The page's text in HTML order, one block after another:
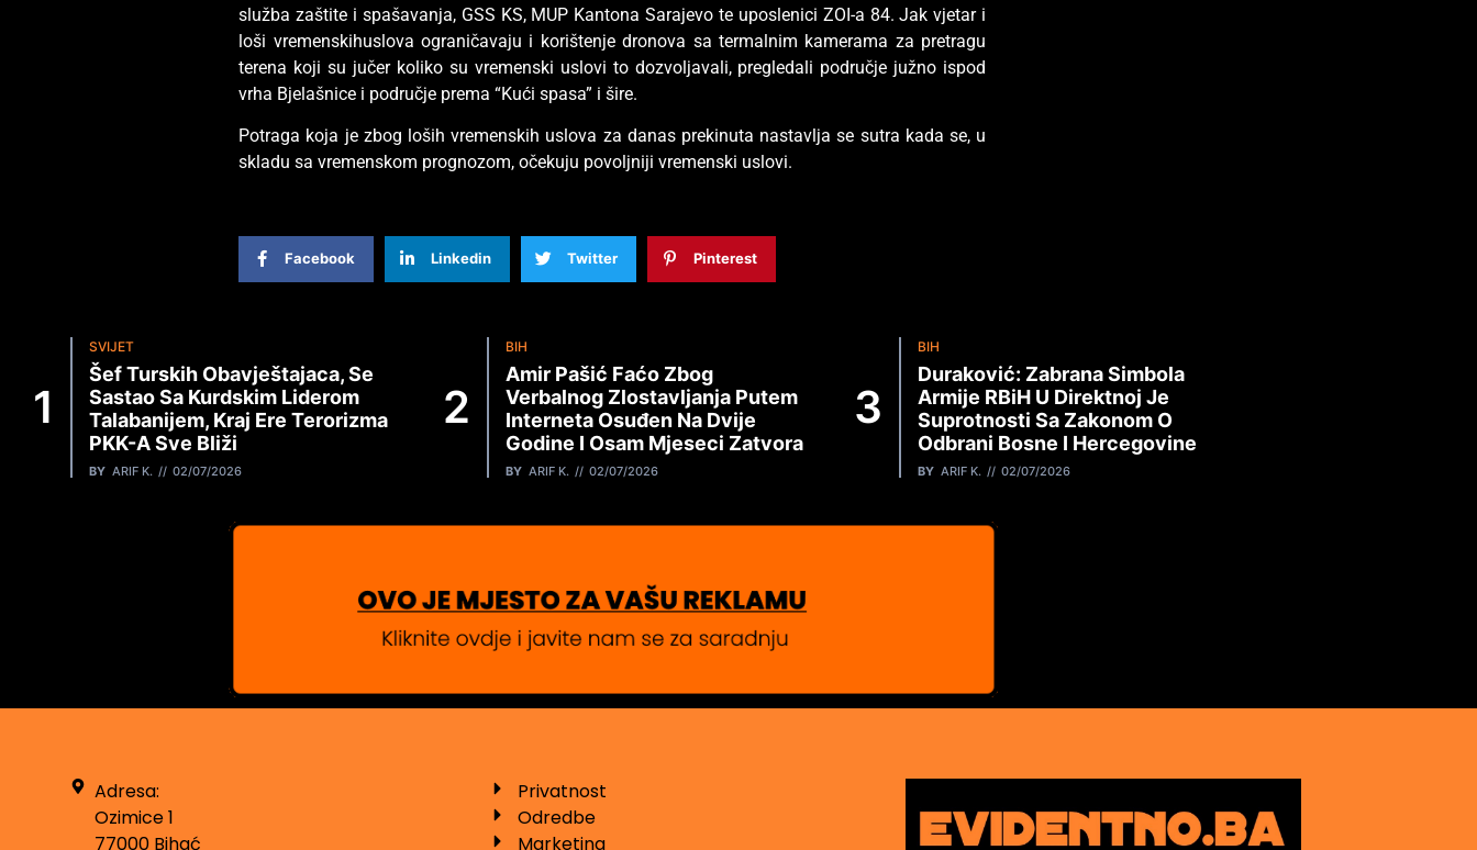
služba zaštite i spašavanja, GSS KS, MUP Kantona Sarajevo te uposlenici ZOI-a 84. Jak vjetar i
loši vremenskihuslova ograničavaju i korištenje dronova sa termalnim kamerama za pretragu
terena koji su jučer koliko su vremenski uslovi to dozvoljavali, pregledali područje južno ispod
vrha Bjelašnice i područje prema “Kući spasa” i šire.
Potraga koja je zbog loših vremenskih uslova za danas prekinuta nastavlja se sutra kada se, u
skladu sa vremenskom prognozom, očekuju povoljniji vremenski uslovi.
Facebook Linkedin Twitter Pinterest
SVIJET
Šef Turskih Obavještajaca, Se
Sastao Sa Kurdskim Liderom
Talabanijem, Kraj Ere Terorizma
PKK-A Sve Bliži
BY ARIF K. 02/07/2026
BIH
Amir Pašić Faćo Zbog
Verbalnog Zlostavljanja Putem
Interneta Osuđen Na Dvije
Godine I Osam Mjeseci Zatvora
BY ARIF K. 02/07/2026
BIH
Duraković: Zabrana Simbola
Armije RBiH U Direktnoj Je
Suprotnosti Sa Zakonom O
Odbrani Bosne I Hercegovine
BY ARIF K. 02/07/2026
Adresa:
Ozimice 1
77000 Bihać
Privatnost
Odredbe
Marketing